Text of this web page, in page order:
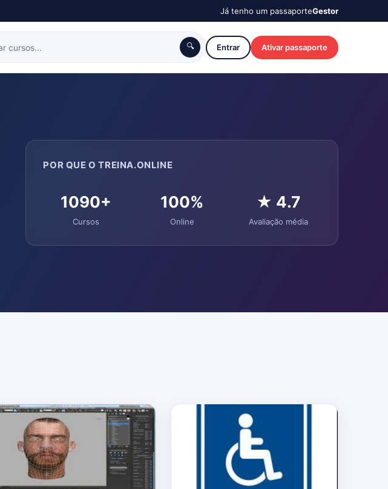
Já tenho um passaporteGestor
🔍 Entrar Ativar passaporte
POR QUE O TREINA.ONLINE
1090+
Cursos
100%
Online
★ 4.7
Avaliação média